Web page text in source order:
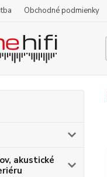
Obchodné podmienky
akustické